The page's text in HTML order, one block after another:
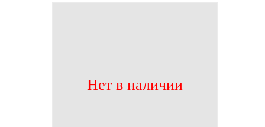
Нет в наличии